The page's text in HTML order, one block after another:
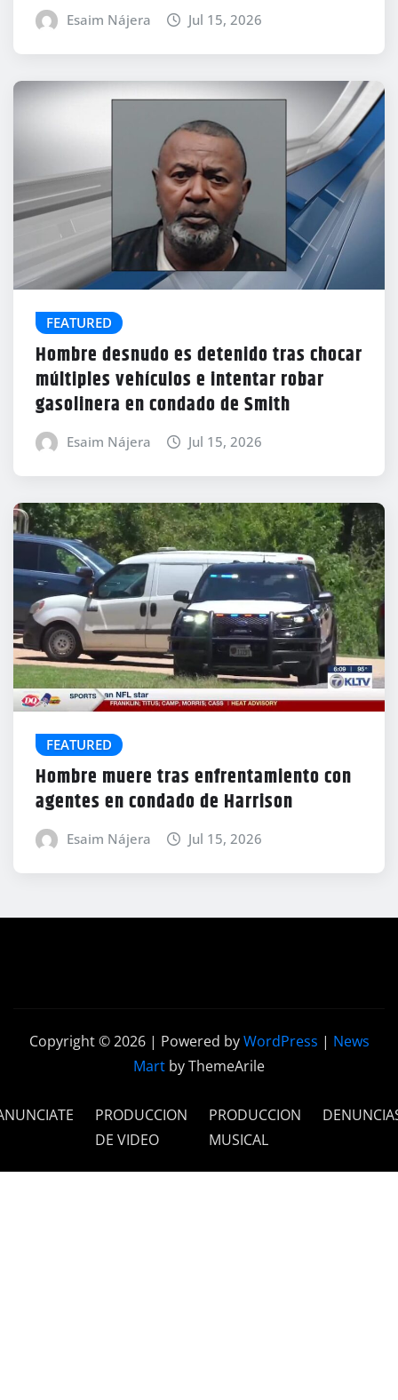
Esaim Nájera Jul 15, 2026
FEATURED
Hombre desnudo es detenido tras chocar
múltiples vehículos e intentar robar
gasolinera en condado de Smith
Esaim Nájera Jul 15, 2026
FEATURED
Hombre muere tras enfrentamiento con
agentes en condado de Harrison
Esaim Nájera Jul 15, 2026
Copyright © 2026 | Powered byWordPress | News
Mart by ThemeArile
PRODUCCION
DE VIDEO
PRODUCCION
MUSICAL